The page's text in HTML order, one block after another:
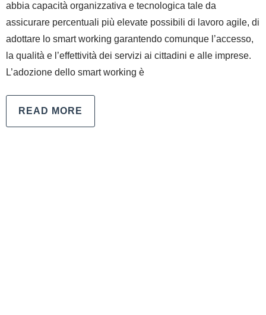
abbia capacità organizzativa e tecnologica tale da
assicurare percentuali più elevate possibili di lavoro agile, di
adottare lo smart working garantendo comunque l’accesso,
la qualità e l’effettività dei servizi ai cittadini e alle imprese.
L’adozione dello smart working è
READ MORE